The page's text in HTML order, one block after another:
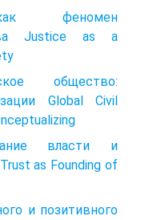
феномен
Justice as a
общество:
Global Civil
власти и
as Founding of
и позитивного